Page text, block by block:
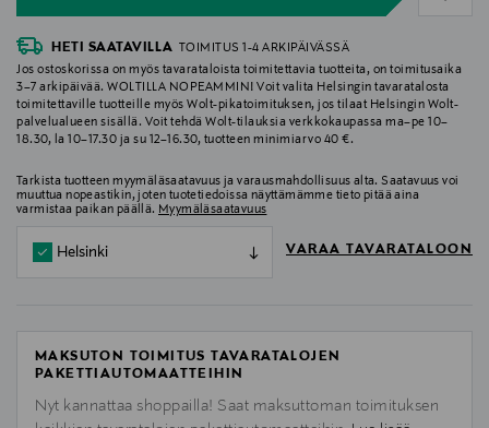
HETI SAATAVILLA
TOIMITUS 1-4 ARKIPÄIVÄSSÄ
Jos ostoskorissa on myös tavarataloista toimitettavia tuotteita, on toimitusaika
3–7 arkipäivää. WOLTILLA NOPEAMMIN! Voit valita Helsingin tavaratalosta
toimitettaville tuotteille myös Wolt-pikatoimituksen, jos tilaat Helsingin Wolt-
palvelualueen sisällä. Voit tehdä Wolt-tilauksia verkkokaupassa ma–pe 10–
18.30, la 10–17.30 ja su 12–16.30, tuotteen minimiarvo 40 €.
Tarkista tuotteen myymäläsaatavuus ja varausmahdollisuus alta. Saatavuus voi
muuttua nopeastikin, joten tuotetiedoissa näyttämämme tieto pitää aina
varmistaa paikan päällä. Myymäläsaatavuus
Helsinki VARAA TAVARATALOON
MAKSUTON TOIMITUS TAVARATALOJEN
PAKETTIAUTOMAATTEIHIN
Nyt kannattaa shoppailla! Saat maksuttoman toimituksen